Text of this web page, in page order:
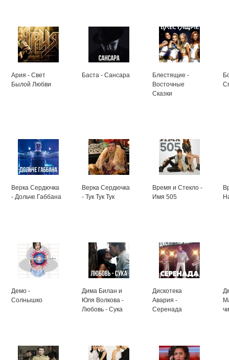
Ария - Свет
Былой Любви
Баста - Сансара
Блестящие -
Восточные
Сказки
Верка Сердючка
- Дольче Габбана
Верка Сердючка
- Тук Тук Тук
Время и Стекло -
Имя 505
Демо -
Солнышко
Дима Билан и
Юля Волкова -
Любовь - Сука
Дискотека
Авария -
Серенада